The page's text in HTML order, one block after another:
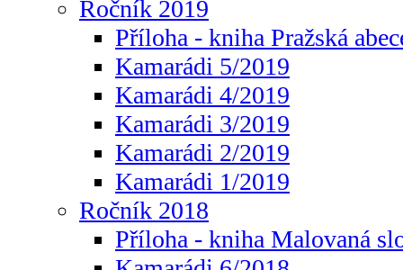
Ročník 2019
Příloha - kniha Pražská
Kamarádi 5/2019
Kamarádi 4/2019
Kamarádi 3/2019
Kamarádi 2/2019
Kamarádi 1/2019
Ročník 2018
Příloha - kniha Malovaná